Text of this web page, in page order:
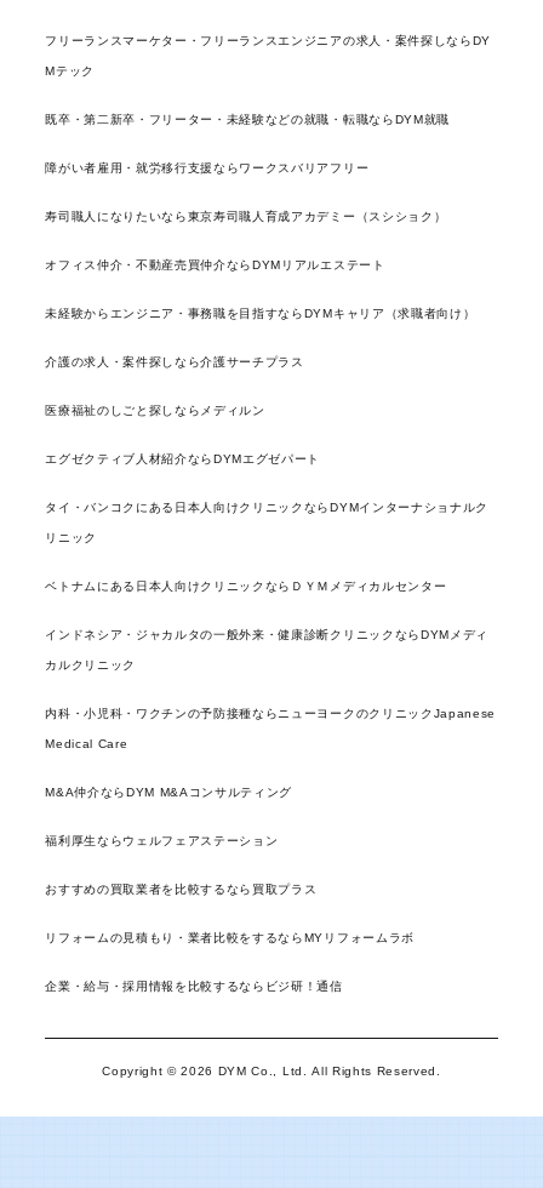
フリーランスマーケター・フリーランスエンジニアの求人・案件探しならDY
Mテック
既卒・第二新卒・フリーター・未経験などの就職・転職ならDYM就職
障がい者雇用・就労移行支援ならワークスバリアフリー
寿司職人になりたいなら東京寿司職人育成アカデミー（スシショク）
オフィス仲介・不動産売買仲介ならDYMリアルエステート
未経験からエンジニア・事務職を目指すならDYMキャリア（求職者向け）
介護の求人・案件探しなら介護サーチプラス
医療福祉のしごと探しならメディルン
エグゼクティブ人材紹介ならDYMエグゼパート
タイ・バンコクにある日本人向けクリニックならDYMインターナショナルク
リニック
ベトナムにある日本人向けクリニックならＤＹＭメディカルセンター
インドネシア・ジャカルタの一般外来・健康診断クリニックならDYMメディ
カルクリニック
内科・小児科・ワクチンの予防接種ならニューヨークのクリニックJapanese
Medical Care
M&A仲介ならDYM M&Aコンサルティング
福利厚生ならウェルフェアステーション
おすすめの買取業者を比較するなら買取プラス
リフォームの見積もり・業者比較をするならMYリフォームラボ
企業・給与・採用情報を比較するならビジ研！通信
Copyright © 2026 DYM Co., Ltd. All Rights Reserved.